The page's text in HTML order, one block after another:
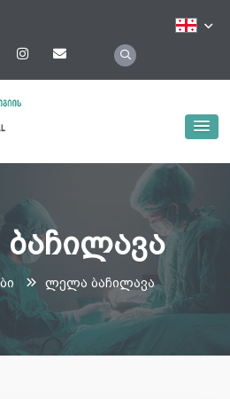
ლელა ბაჩილავა